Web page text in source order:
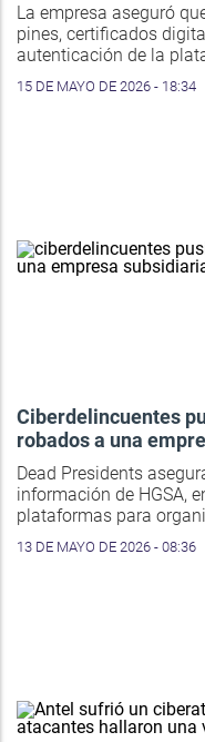
La empresa aseguró
pines, certificados
autenticación de la
15 DE MAYO DE 2026 - 18:34
Ciberdelincuentes
robados a una
Dead Presidents
información de HGSA,
plataformas para
13 DE MAYO DE 2026 - 08:36